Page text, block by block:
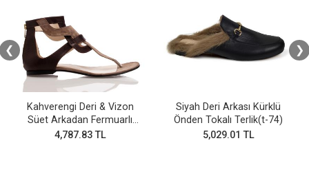
Kahverengi Deri & Vizon
Süet Arkadan Fermuarlı
Parmak arası sandalet
4,787.83 TL
Siyah Deri Arkası Kürklü
Önden Tokalı Terlik(t-74)
5,029.01 TL
❮ ❯